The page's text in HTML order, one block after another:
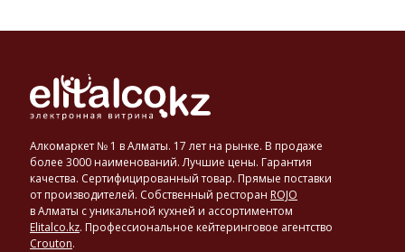
Алкомаркет № 1 в Алматы. 17 лет на рынке. В продаже
более 3000 наименований. Лучшие цены. Гарантия
качества. Сертифицированный товар. Прямые поставки
от производителей. Собственный ресторан ROJO
в Алматы с уникальной кухней и ассортиментом
Elitalco.kz. Профессиональное кейтеринговое агентство
Crouton.